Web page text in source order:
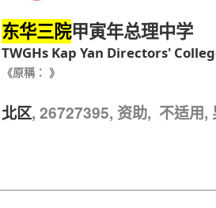
东华三院甲寅年总理中学
TWGHs Kap Yan Directors'
《原稱： 》
北区, 26727395, 资助, 不适用,